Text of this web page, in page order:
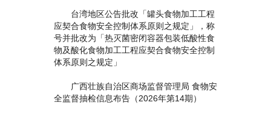
台湾地区公告批改「罐头食物加工工程
应契合食物安全控制体系原则之规定」，称
号并批改为「热灭菌密闭容器包装低酸性食
物及酸化食物加工工程应契合食物安全控制
体系原则之规定」
广西壮族自治区商场监督管理局 食物安
全监督抽检信息布告（2026年第14期）